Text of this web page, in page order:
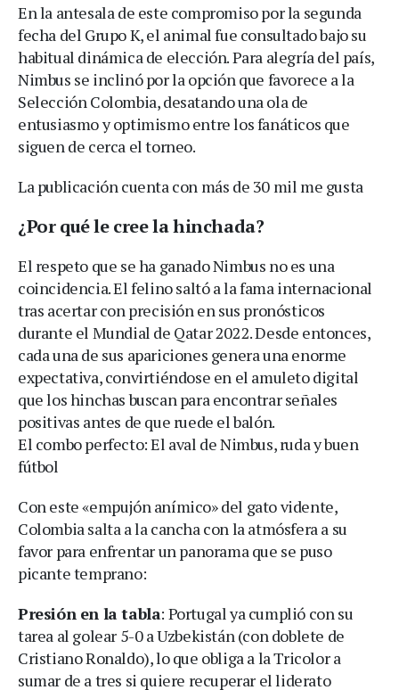
En la antesala de este compromiso por la segunda
fecha del Grupo K, el animal fue consultado bajo su
habitual dinámica de elección. Para alegría del país,
Nimbus se inclinó por la opción que favorece a la
Selección Colombia, desatando una ola de
entusiasmo y optimismo entre los fanáticos que
siguen de cerca el torneo.
La publicación cuenta con más de 30 mil me gusta
¿Por qué le cree la hinchada?
El respeto que se ha ganado Nimbus no es una
coincidencia. El felino saltó a la fama internacional
tras acertar con precisión en sus pronósticos
durante el Mundial de Qatar 2022. Desde entonces,
cada una de sus apariciones genera una enorme
expectativa, convirtiéndose en el amuleto digital
que los hinchas buscan para encontrar señales
positivas antes de que ruede el balón.
El combo perfecto: El aval de Nimbus, ruda y buen
fútbol
Con este «empujón anímico» del gato vidente,
Colombia salta a la cancha con la atmósfera a su
favor para enfrentar un panorama que se puso
picante temprano:
Presión en la tabla: Portugal ya cumplió con su
tarea al golear 5-0 a Uzbekistán (con doblete de
Cristiano Ronaldo), lo que obliga a la Tricolor a
sumar de a tres si quiere recuperar el liderato